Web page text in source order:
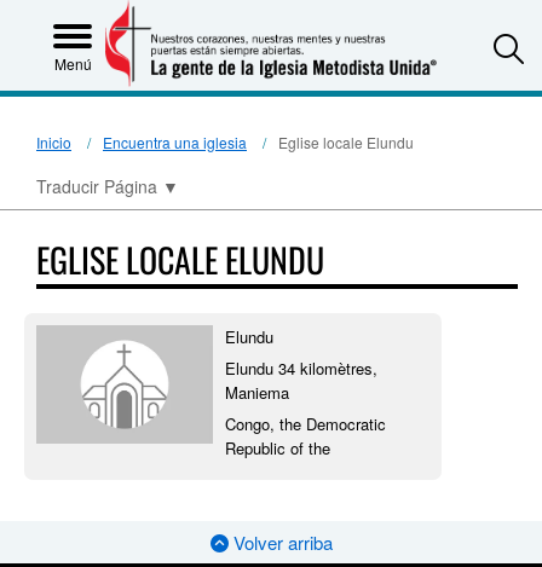
Menú
Inicio Encuentra una iglesia Eglise locale Elundu
Traducir Página ▼
EGLISE LOCALE ELUNDU
Elundu
Elundu 34 kilomètres,
Maniema
Congo, the Democratic
Republic of the
Volver arriba